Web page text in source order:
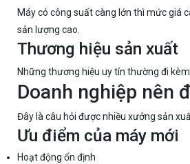
Máy có công suất càng lớn thì mức giá
sản lượng cao.
Thương hiệu sản xuất
Những thương hiệu uy tín thường đi
Doanh nghiệp nên
Đây là câu hỏi được nhiều xưởng sản
Ưu điểm của máy mới
Hoạt động ổn định